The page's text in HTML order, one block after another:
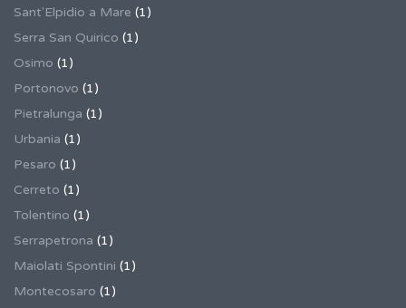
Sant'Elpidio a Mare (1)
Serra San Quirico (1)
Osimo (1)
Portonovo (1)
Pietralunga (1)
Urbania (1)
Pesaro (1)
Cerreto (1)
Tolentino (1)
Serrapetrona (1)
Maiolati Spontini (1)
Montecosaro (1)